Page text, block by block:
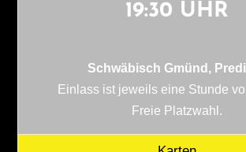
19:30 UHR
Schwäbisch Gmünd,
Einlass ist jeweils eine Stunde
Freie Platzwahl.